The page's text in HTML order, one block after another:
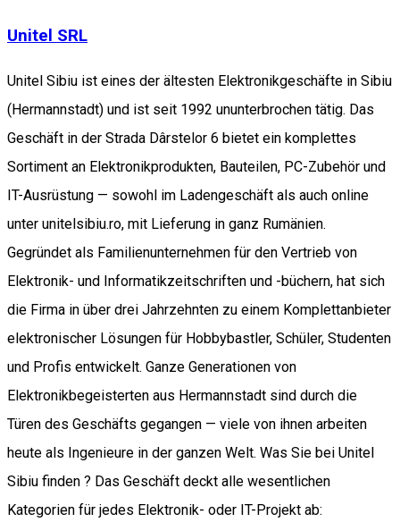
Unitel SRL
Unitel Sibiu ist eines der ältesten Elektronikgeschäfte in Sibiu
(Hermannstadt) und ist seit 1992 ununterbrochen tätig. Das
Geschäft in der Strada Dârstelor 6 bietet ein komplettes
Sortiment an Elektronikprodukten, Bauteilen, PC-Zubehör und
IT-Ausrüstung — sowohl im Ladengeschäft als auch online
unter unitelsibiu.ro, mit Lieferung in ganz Rumänien.
Gegründet als Familienunternehmen für den Vertrieb von
Elektronik- und Informatikzeitschriften und -büchern, hat sich
die Firma in über drei Jahrzehnten zu einem Komplettanbieter
elektronischer Lösungen für Hobbybastler, Schüler, Studenten
und Profis entwickelt. Ganze Generationen von
Elektronikbegeisterten aus Hermannstadt sind durch die
Türen des Geschäfts gegangen — viele von ihnen arbeiten
heute als Ingenieure in der ganzen Welt. Was Sie bei Unitel
Sibiu finden ? Das Geschäft deckt alle wesentlichen
Kategorien für jedes Elektronik- oder IT-Projekt ab: